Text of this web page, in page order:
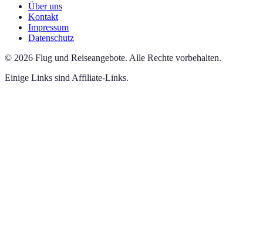
Über uns
Kontakt
Impressum
Datenschutz
© 2026 Flug und Reiseangebote. Alle Rechte vorbehalten.
Einige Links sind Affiliate-Links.